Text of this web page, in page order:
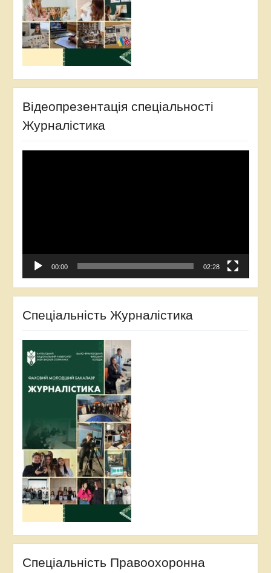
Відеопрезентація спеціальності
Журналістика
00:00 02:28
Спеціальність Журналістика
Спеціальність Правоохоронна